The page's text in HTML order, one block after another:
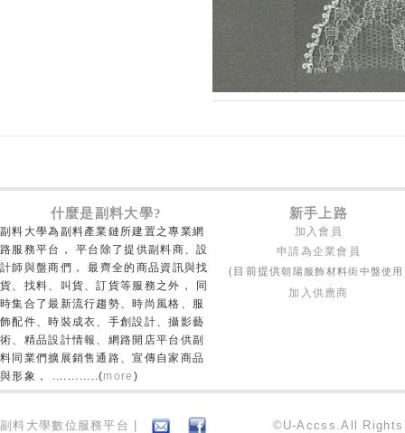
什麼是副料大學? 新手上路
副料大學為副料產業鏈所建置之專業網
路服務平台， 平台除了提供副料商、設
計師與盤商們， 最齊全的商品資訊與找
貨、找料、叫貨、訂貨等服務之外， 同
時集合了最新流行趨勢、時尚風格、服
飾配件、時裝成衣、手創設計、攝影藝
術、精品設計情報、網路開店平台供副
料同業們擴展銷售通路、宣傳自家商品
與形象， ............(more )
加入會員
申請為企業會員
(目前提供朝陽服飾材料街中盤使用
加入供應商
副料大學數位服務平台 | ©U-Accss.All Rights